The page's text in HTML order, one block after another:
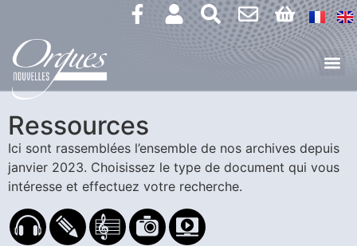
Ressources
Ici sont rassemblées l’ensemble de nos archives depuis
janvier 2023. Choisissez le type de document qui vous
intéresse et effectuez votre recherche.